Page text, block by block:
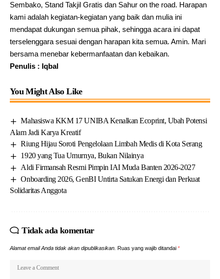
Sembako, Stand Takjil Gratis dan Sahur on the road. Harapan
kami adalah kegiatan-kegiatan yang baik dan mulia ini
mendapat dukungan semua pihak, sehingga acara ini dapat
terselenggara sesuai dengan harapan kita semua. Amin. Mari
bersama menebar kebermanfaatan dan kebaikan.
Penulis : Iqbal
You Might Also Like
Mahasiswa KKM 17 UNIBA Kenalkan Ecoprint, Ubah Potensi
Alam Jadi Karya Kreatif
Riung Hijau Soroti Pengelolaan Limbah Medis di Kota Serang
1920 yang Tua Umurnya, Bukan Nilainya
Aldi Firmansah Resmi Pimpin IAI Muda Banten 2026-2027
Onboarding 2026, GenBI Untirta Satukan Energi dan Perkuat
Solidaritas Anggota
Tidak ada komentar
Alamat email Anda tidak akan dipublikasikan. Ruas yang wajib ditandai *